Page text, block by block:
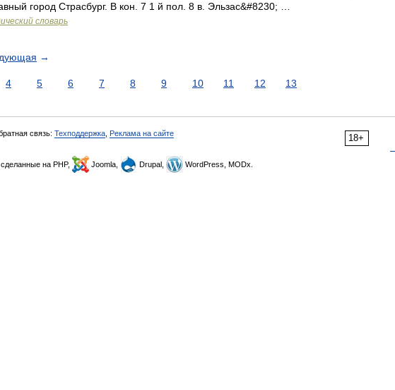
город Страсбург. В кон. 7 1 й пол. 8 в. Эльзас&#8230; …
словарь
→
4 5 6 7 8 9 10 11 12 13
18+
связь: Техподдержка Реклама на сайте
, сделанные на PHP, Joomla, Drupal, WordPress, MODx.